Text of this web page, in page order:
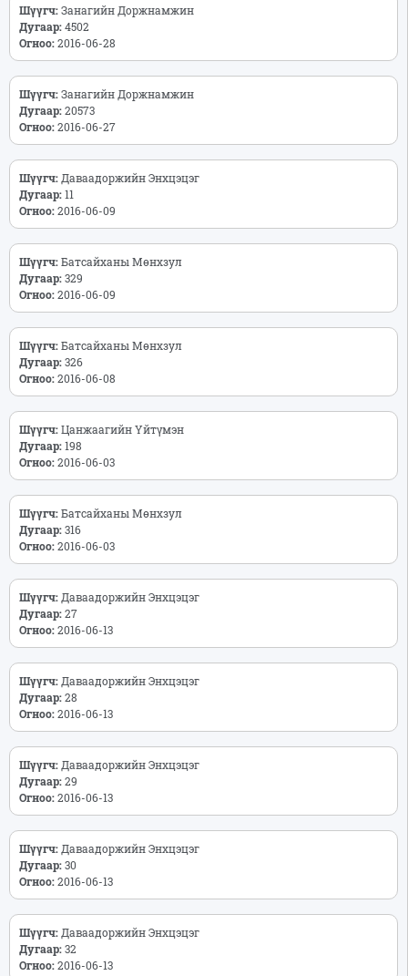
Шүүгч:Занагийн Доржнамжин
Дугаар:4502
Огноо:2016-06-28
Шүүгч:Занагийн Доржнамжин
Дугаар:20573
Огноо:2016-06-27
Шүүгч: Даваадоржийн Энхцэцэг
Дугаар:11
Огноо:2016-06-09
Шүүгч:Батсайханы Мөнхзул
Дугаар:329
Огноо:2016-06-09
Шүүгч:Батсайханы Мөнхзул
Дугаар:326
Огноо:2016-06-08
Шүүгч:Цанжаагийн Үйтүмэн
Дугаар:198
Огноо:2016-06-03
Шүүгч:Батсайханы Мөнхзул
Дугаар:316
Огноо:2016-06-03
Шүүгч: Даваадоржийн Энхцэцэг
Дугаар:27
Огноо:2016-06-13
Шүүгч: Даваадоржийн Энхцэцэг
Дугаар:28
Огноо:2016-06-13
Шүүгч: Даваадоржийн Энхцэцэг
Дугаар:29
Огноо:2016-06-13
Шүүгч: Даваадоржийн Энхцэцэг
Дугаар:30
Огноо:2016-06-13
Шүүгч: Даваадоржийн Энхцэцэг
Дугаар:32
Огноо:2016-06-13